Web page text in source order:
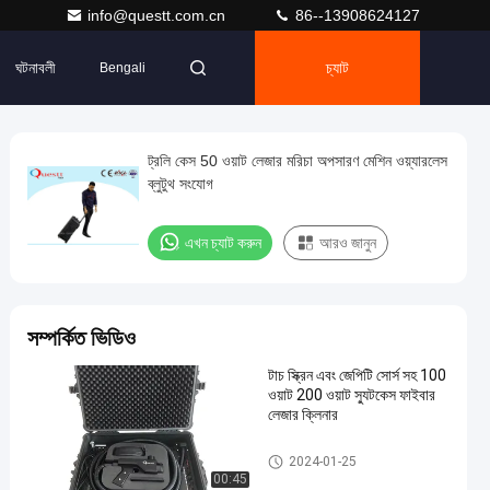
info@questt.com.cn 86--13908624127
ঘটনাবলী Bengali চ্যাট
ট্রলি কেস 50 ওয়াট লেজার মরিচা অপসারণ মেশিন ওয়্যারলেস
ব্লুটুথ সংযোগ
এখন চ্যাট করুন আরও জানুন
সম্পর্কিত ভিডিও
00:45
টাচ স্ক্রিন এবং জেপিটি সোর্স সহ 100
ওয়াট 200 ওয়াট স্যুটকেস ফাইবার
লেজার ক্লিনার
লেজার ক্লিনিং মেশিন
2024-01-25